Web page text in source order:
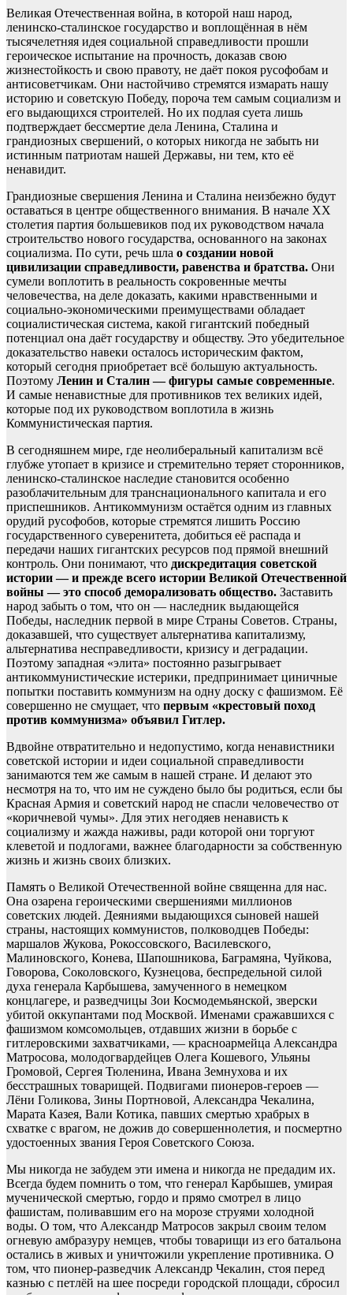
Великая Отечественная война, в которой наш народ,
ленинско-сталинское государство и воплощённая в нём
тысячелетняя идея социальной справедливости прошли
героическое испытание на прочность, доказав свою
жизнестойкость и свою правоту, не даёт покоя русофобам и
антисоветчикам. Они настойчиво стремятся измарать нашу
историю и советскую Победу, пороча тем самым социализм и
его выдающихся строителей. Но их подлая суета лишь
подтверждает бессмертие дела Ленина, Сталина и
грандиозных свершений, о которых никогда не забыть ни
истинным патриотам нашей Державы, ни тем, кто её
ненавидит.
Грандиозные свершения Ленина и Сталина неизбежно будут
оставаться в центре общественного внимания. В начале XX
столетия партия большевиков под их руководством начала
строительство нового государства, основанного на законах
социализма. По сути, речь шла о создании новой
цивилизации справедливости, равенства и братства. Они
сумели воплотить в реальность сокровенные мечты
человечества, на деле доказать, какими нравственными и
социально-экономическими преимуществами обладает
социалистическая система, какой гигантский победный
потенциал она даёт государству и обществу. Это убедительное
доказательство навеки осталось историческим фактом,
который сегодня приобретает всё большую актуальность.
Поэтому Ленин и Сталин — фигуры самые современные.
И самые ненавистные для противников тех великих идей,
которые под их руководством воплотила в жизнь
Коммунистическая партия.
В сегодняшнем мире, где неолиберальный капитализм всё
глубже утопает в кризисе и стремительно теряет сторонников,
ленинско-сталинское наследие становится особенно
разоблачительным для транснационального капитала и его
приспешников. Антикоммунизм остаётся одним из главных
орудий русофобов, которые стремятся лишить Россию
государственного суверенитета, добиться её распада и
передачи наших гигантских ресурсов под прямой внешний
контроль. Они понимают, что дискредитация советской
истории — и прежде всего истории Великой Отечественной
войны — это способ деморализовать общество. Заставить
народ забыть о том, что он — наследник выдающейся
Победы, наследник первой в мире Страны Советов. Страны,
доказавшей, что существует альтернатива капитализму,
альтернатива несправедливости, кризису и деградации.
Поэтому западная «элита» постоянно разыгрывает
антикоммунистические истерики, предпринимает циничные
попытки поставить коммунизм на одну доску с фашизмом. Её
совершенно не смущает, что первым «крестовый поход
против коммунизма» объявил Гитлер.
Вдвойне отвратительно и недопустимо, когда ненавистники
советской истории и идеи социальной справедливости
занимаются тем же самым в нашей стране. И делают это
несмотря на то, что им не суждено было бы родиться, если бы
Красная Армия и советский народ не спасли человечество от
«коричневой чумы». Для этих негодяев ненависть к
социализму и жажда наживы, ради которой они торгуют
клеветой и подлогами, важнее благодарности за собственную
жизнь и жизнь своих близких.
Память о Великой Отечественной войне священна для нас.
Она озарена героическими свершениями миллионов
советских людей. Деяниями выдающихся сыновей нашей
страны, настоящих коммунистов, полководцев Победы:
маршалов Жукова, Рокоссовского, Василевского,
Малиновского, Конева, Шапошникова, Баграмяна, Чуйкова,
Говорова, Соколовского, Кузнецова, беспредельной силой
духа генерала Карбышева, замученного в немецком
концлагере, и разведчицы Зои Космодемьянской, зверски
убитой оккупантами под Москвой. Именами сражавшихся с
фашизмом комсомольцев, отдавших жизни в борьбе с
гитлеровскими захватчиками, — красноармейца Александра
Матросова, молодогвардейцев Олега Кошевого, Ульяны
Громовой, Сергея Тюленина, Ивана Земнухова и их
бесстрашных товарищей. Подвигами пионеров-героев —
Лёни Голикова, Зины Портновой, Александра Чекалина,
Марата Казея, Вали Котика, павших смертью храбрых в
схватке с врагом, не дожив до совершеннолетия, и посмертно
удостоенных звания Героя Советского Союза.
Мы никогда не забудем эти имена и никогда не предадим их.
Всегда будем помнить о том, что генерал Карбышев, умирая
мученической смертью, гордо и прямо смотрел в лицо
фашистам, поливавшим его на морозе струями холодной
воды. О том, что Александр Матросов закрыл своим телом
огневую амбразуру немцев, чтобы товарищи из его батальона
остались в живых и уничтожили укрепление противника. О
том, что пионер-разведчик Александр Чекалин, стоя перед
казнью с петлёй на шее посреди городской площади, сбросил